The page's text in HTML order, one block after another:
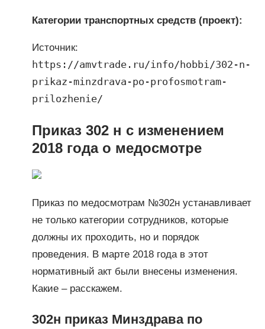
Категории транспортных средств (проект):
Источник:
https://amvtrade.ru/info/hobbi/302-n-
prikaz-minzdrava-po-profosmotram-
prilozhenie/
Приказ 302 н с изменением
2018 года о медосмотре
Приказ по медосмотрам №302н устанавливает
не только категории сотрудников, которые
должны их проходить, но и порядок
проведения. В марте 2018 года в этот
нормативный акт были внесены изменения.
Какие – расскажем.
302н приказ Минздрава по